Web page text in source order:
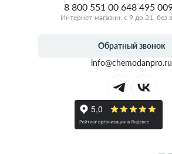
8 800 551 00 648 495
Интернет-магазин, с 9 до 21, без
Обратный звонок
info@chemodanpro.ru